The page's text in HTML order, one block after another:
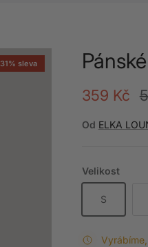
31% sleva
Akční
359 Kč
Od ELKA
Velikost
S